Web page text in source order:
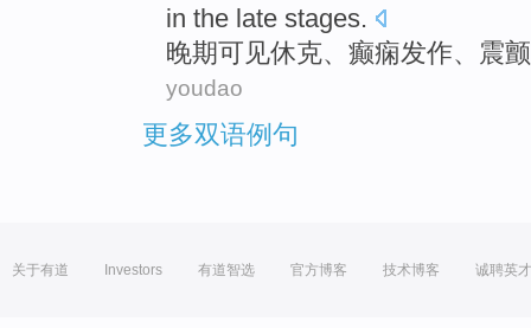
in the late stages.
晚期可见休克、 癫痫发作、 震颤
youdao
更多双语例句
关于有道 Investors 有道智选 官方博客 技术博客 诚聘英才